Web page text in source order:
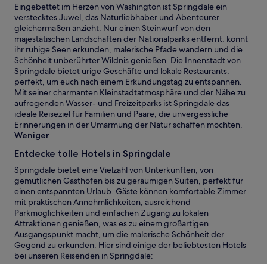
Eingebettet im Herzen von Washington ist Springdale ein
verstecktes Juwel, das Naturliebhaber und Abenteurer
gleichermaßen anzieht. Nur einen Steinwurf von den
majestätischen Landschaften der Nationalparks entfernt, könnt
ihr ruhige Seen erkunden, malerische Pfade wandern und die
Schönheit unberührter Wildnis genießen. Die Innenstadt von
Springdale bietet urige Geschäfte und lokale Restaurants,
perfekt, um euch nach einem Erkundungstag zu entspannen.
Mit seiner charmanten Kleinstadtatmosphäre und der Nähe zu
aufregenden Wasser- und Freizeitparks ist Springdale das
ideale Reiseziel für Familien und Paare, die unvergessliche
Erinnerungen in der Umarmung der Natur schaffen möchten.
Weniger
Entdecke tolle Hotels in Springdale
Springdale bietet eine Vielzahl von Unterkünften, von
gemütlichen Gasthöfen bis zu geräumigen Suiten, perfekt für
einen entspannten Urlaub. Gäste können komfortable Zimmer
mit praktischen Annehmlichkeiten, ausreichend
Parkmöglichkeiten und einfachen Zugang zu lokalen
Attraktionen genießen, was es zu einem großartigen
Ausgangspunkt macht, um die malerische Schönheit der
Gegend zu erkunden. Hier sind einige der beliebtesten Hotels
bei unseren Reisenden in Springdale: